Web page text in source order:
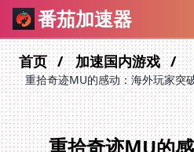
番茄加速器
首页 加速国内游戏
重拾奇迹MU的感动：海外玩家突